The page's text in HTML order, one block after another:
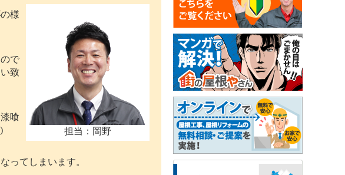
担当：岡野
の様
で
致
喰
ってしまいます。